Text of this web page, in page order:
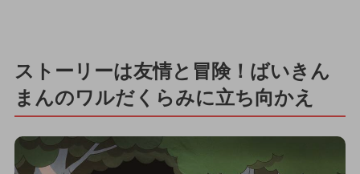
ストーリーは友情と冒険！ばいきん
まんのワルだくらみに立ち向かえ